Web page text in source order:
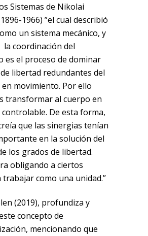
Sistemas de Nikolai
1966) ”el cual describió
un sistema mecánico, y
la coordinación del
es el proceso de dominar
libertad redundantes del
movimiento. Por ello
transformar al cuerpo en
De esta forma,
que las sinergias tenían
en la solución del
los grados de libertad.
obligando a ciertos
trabajar como una unidad.”
(2019), profundiza y
concepto de
mencionando que